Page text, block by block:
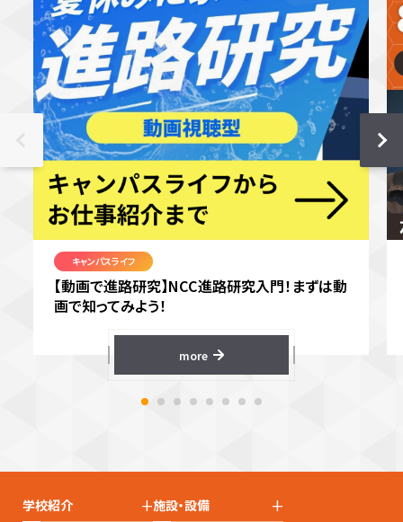
キャンパスライフ
【動画で進路研究】NCC進路研究入門！まずは動
画で知ってみよう！
more
学校紹介 +施設・設備 +